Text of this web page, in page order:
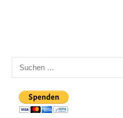
Suchen
nach: